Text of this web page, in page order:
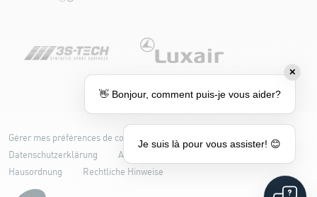
Gérer mes préférences de cookies
Cookie-Richtlinie
Datenschutzerklärung
Accessibilité : partiellement conforme
Hausordnung
Rechtliche Hinweise
✕
👋 Bonjour, comment puis-je vous aider?
Je suis là pour vous assister! 😊